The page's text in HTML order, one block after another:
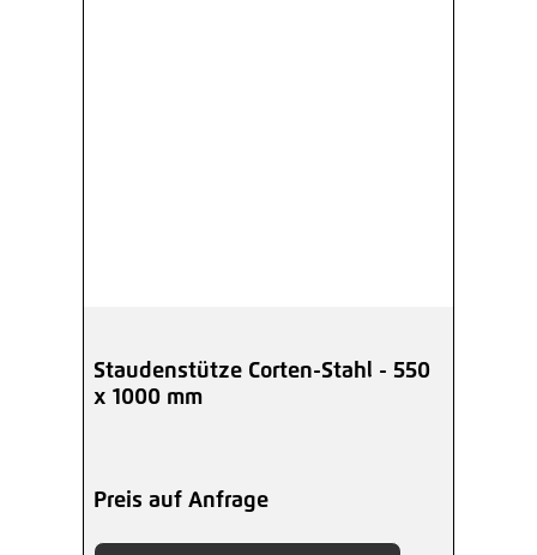
Staudenstütze Corten-Stahl - 550
x 1000 mm
Preis auf Anfrage